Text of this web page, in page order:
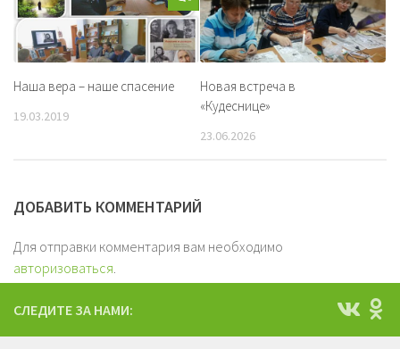
Наша вера – наше спасение
19.03.2019
Новая встреча в
«Кудеснице»
23.06.2026
ДОБАВИТЬ КОММЕНТАРИЙ
Для отправки комментария вам необходимо
авторизоваться
СЛЕДИТЕ ЗА НАМИ: